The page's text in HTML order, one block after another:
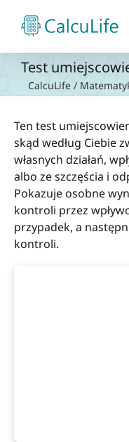
zawartości
Test
CalcuLife /
Ten test
skąd według Ciebie
własnych działań,
albo ze szczęścia i
Pokazuje osobne
kontroli przez
przypadek, a
kontroli.